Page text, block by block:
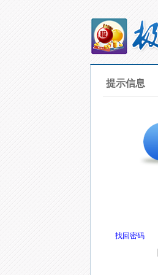
提示信息
找回密码